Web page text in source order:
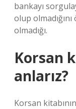
bankayı
olup
olmadığı.
Korsan
anlarız?
Korsan